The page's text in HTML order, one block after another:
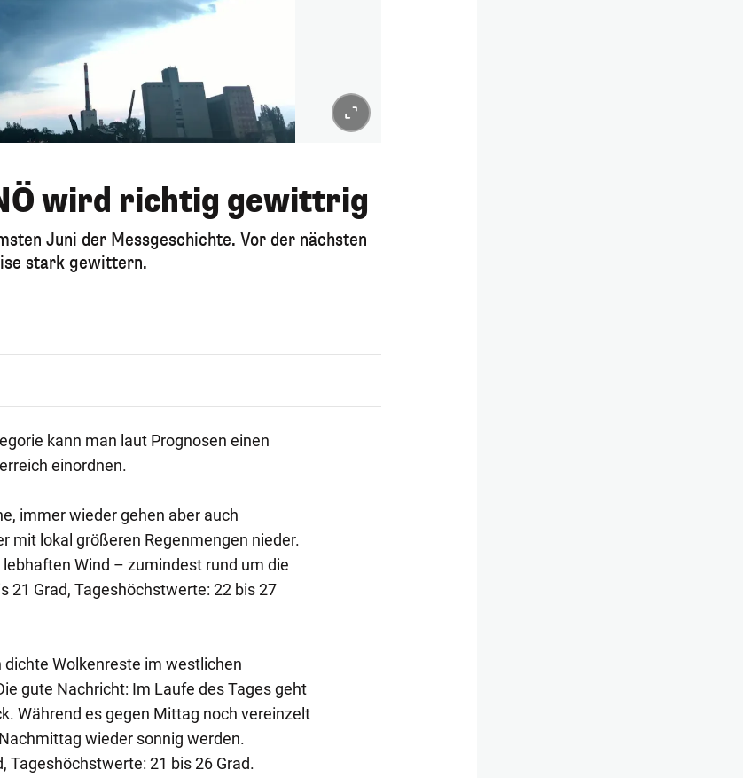
wird richtig gewittrig
Juni der Messgeschichte. Vor der nächsten
stark gewittern.
kann man laut Prognosen einen
einordnen.
immer wieder gehen aber auch
mit lokal größeren Regenmengen nieder.
Wind – zumindest rund um die
21 Grad, Tageshöchstwerte: 22 bis 27
Wolkenreste im westlichen
gute Nachricht: Im Laufe des Tages geht
Während es gegen Mittag noch vereinzelt
wieder sonnig werden.
Tageshöchstwerte: 21 bis 26 Grad.